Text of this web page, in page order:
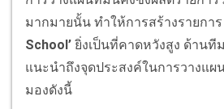
มากมายนั้น ทำให้การสร้างรายการ
School’ ยิ่งเป็นที่คาดหวังสูง ด้านที
แนะนำถึงจุดประสงค์ในการวางแผ
มองดังนี้